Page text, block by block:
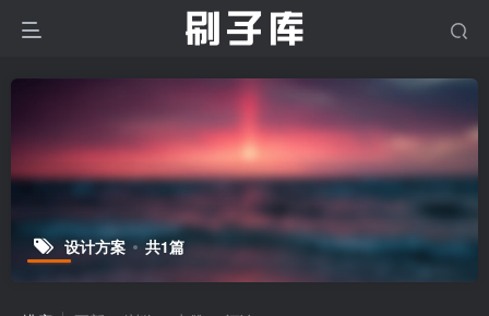
设计方案 共1篇